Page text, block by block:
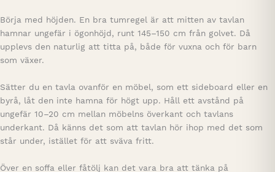
Börja med höjden. En bra tumregel är att mitten av tavlan
hamnar ungefär i ögonhöjd, runt 145–150 cm från golvet. Då
upplevs den naturlig att titta på, både för vuxna och för barn
som växer.
Sätter du en tavla ovanför en möbel, som ett sideboard eller en
byrå, låt den inte hamna för högt upp. Håll ett avstånd på
ungefär 10–20 cm mellan möbelns överkant och tavlans
underkant. Då känns det som att tavlan hör ihop med det som
står under, istället för att sväva fritt.
Över en soffa eller fåtölj kan det vara bra att tänka på